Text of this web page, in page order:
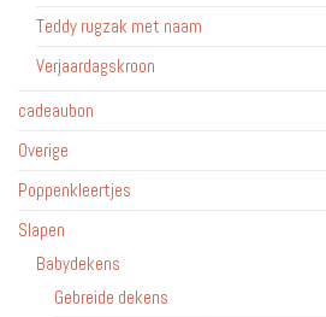
Teddy rugzak met naam
Verjaardagskroon
cadeaubon
Overige
Poppenkleertjes
Slapen
Babydekens
Gebreide dekens